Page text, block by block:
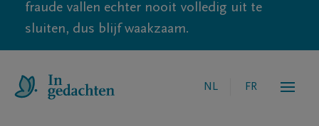
fraude vallen echter nooit volledig uit te
sluiten, dus blijf waakzaam.
NL FR